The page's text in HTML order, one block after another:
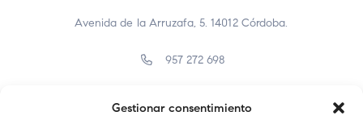
Gestionar consentimiento
Avenida de la Arruzafa, 5. 14012 Córdoba.
957 272 698